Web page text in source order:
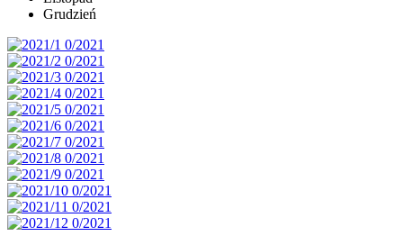
Grudzień